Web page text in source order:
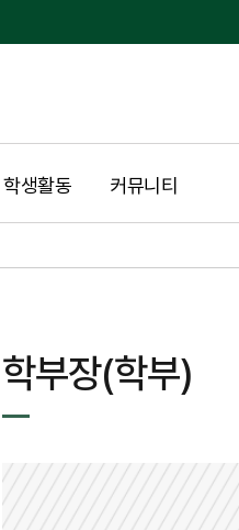
학생활동 커뮤니티
학부장(학부)